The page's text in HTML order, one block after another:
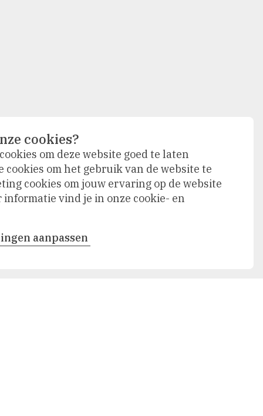
cookies?
om deze website goed te laten
om het gebruik van de website te
cookies om jouw ervaring op de website
informatie vind je in onze cookie- en
aanpassen